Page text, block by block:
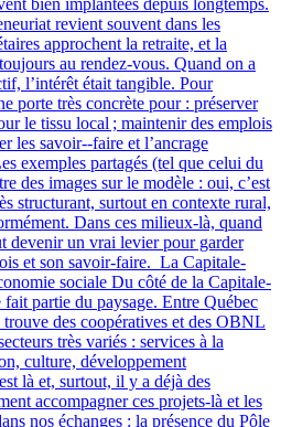
bien implantées depuis longtemps.
revient souvent dans les
approchent la retraite, et la
au rendez-vous. Quand on a
l’intérêt était tangible. Pour
porte très concrète pour : préserver
le tissu local ; maintenir des emplois
les savoir‑-faire et l’ancrage
exemples partagés (tel que celui du
des images sur le modèle : oui, c’est
structurant, surtout en contexte rural,
Dans ces milieux-là, quand
devenir un vrai levier pour garder
et son savoir-faire. La Capitale-
sociale Du côté de la Capitale-
partie du paysage. Entre Québec
des coopératives et des OBNL
très variés : services à la
culture, développement
là et, surtout, il y a déjà des
accompagner ces projets-là et les
nos échanges : la présence du Pôle